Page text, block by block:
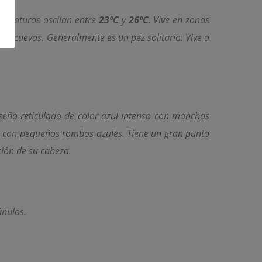
oscilan entre 23ºC y26ºC. Vive en zonas
cuevas. Generalmente es un pez solitario. Vive a
reticulado de color azul intenso con manchas
pequeños rombos azules. Tiene un gran punto
de su cabeza.